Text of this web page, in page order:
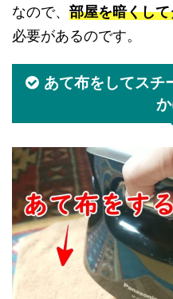
なので、 部屋を暗くし
必要があるのです。
あて布をしてスチ